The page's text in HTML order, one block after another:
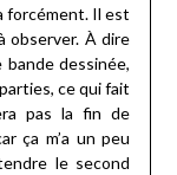
forcément. Il est
observer. À dire
dessinée,
ce qui fait
pas la fin de
ça m’a un peu
le second